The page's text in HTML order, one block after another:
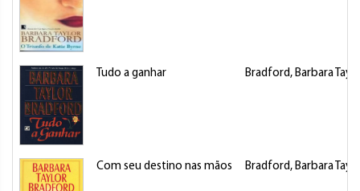
Tudo a ganhar Bradford, Barbara
Com seu destino nas mãos Bradford, Barbara